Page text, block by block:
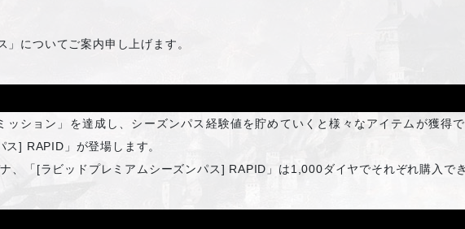
についてご案内申し上げます。
ション」を達成し、シーズンパス経験値を貯めていくと様々なアイテムが獲得
] RAPID」が登場します。
、「[ラビッドプレミアムシーズンパス] RAPID」は1,000ダイヤでそれぞれ購入でき